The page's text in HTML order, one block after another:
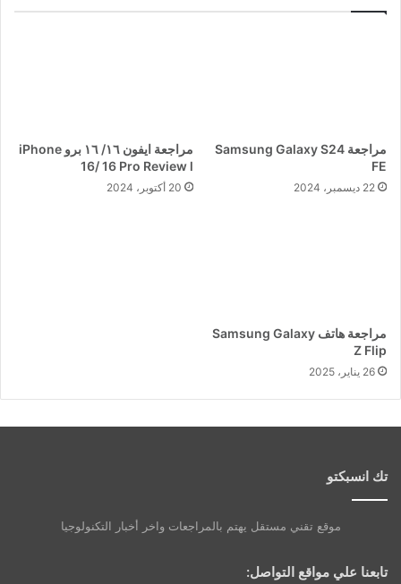
مراجعة Samsung Galaxy S24
FE
22 ديسمبر، 2024
مراجعة ايفون ١٦/ ١٦ برو iPhone
16/ 16 Pro Review l
20 أكتوبر، 2024
مراجعة هاتف Samsung Galaxy
Z Flip
26 يناير، 2025
تك انسبكتو
موقع تقني مستقل يهتم بالمراجعات واخر أخبار التكنولوجيا
تابعنا علي مواقع التواصل: